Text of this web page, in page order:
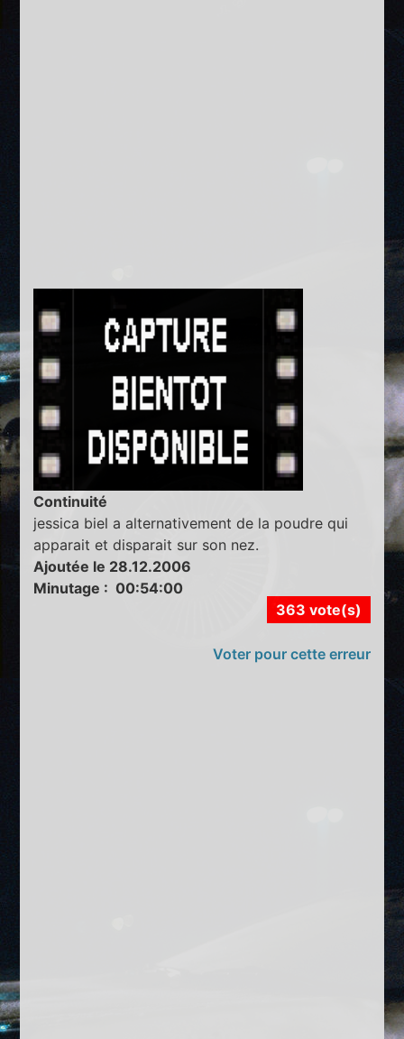
Continuité
jessica biel a alternativement de la poudre qui
apparait et disparait sur son nez.
Ajoutée le 28.12.2006
Minutage : 00:54:00
363 vote(s)
Voter pour cette erreur